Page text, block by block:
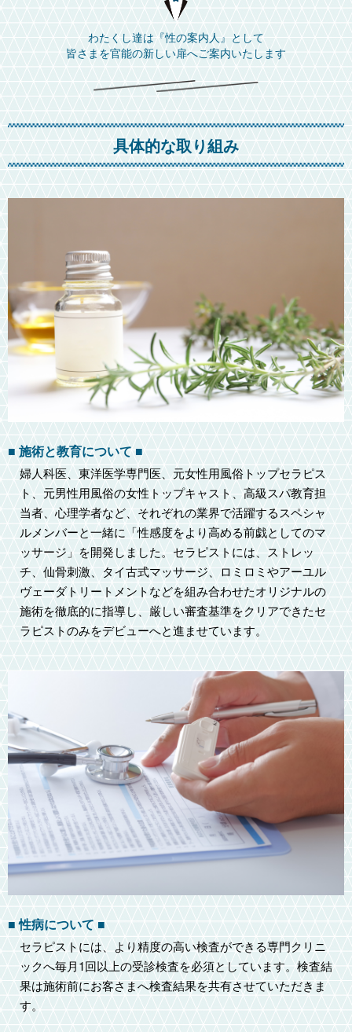
わたくし達は『性の案内人』として
皆さまを官能の新しい扉へご案内いたします
具体的な取り組み
■ 施術と教育について ■
婦人科医、東洋医学専門医、元女性用風俗トップセラピス
ト、元男性用風俗の女性トップキャスト、高級スパ教育担
当者、心理学者など、それぞれの業界で活躍するスペシャ
ルメンバーと一緒に「性感度をより高める前戯としてのマ
ッサージ」を開発しました。セラピストには、ストレッ
チ、仙骨刺激、タイ古式マッサージ、ロミロミやアーユル
ヴェーダトリートメントなどを組み合わせたオリジナルの
施術を徹底的に指導し、厳しい審査基準をクリアできたセ
ラピストのみをデビューへと進ませています。
■ 性病について ■
セラピストには、より精度の高い検査ができる専門クリニ
ックへ毎月1回以上の受診検査を必須としています。検査結
果は施術前にお客さまへ検査結果を共有させていただきま
す。